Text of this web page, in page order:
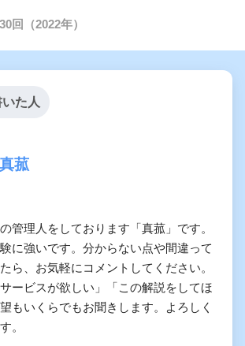
回（2022年）
た人
真菰
管理人をしております「真菰」です。
に強いです。分からない点や間違って
ら、お気軽にコメントしてください。
ービスが欲しい」「この解説をしてほ
もいくらでもお聞きします。よろしく
。